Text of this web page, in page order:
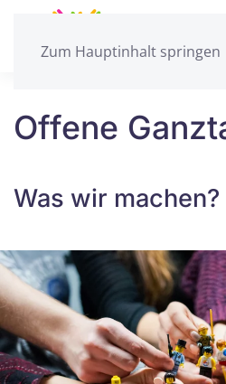
Zum Hauptinhalt springen
Offene
Was wir machen?